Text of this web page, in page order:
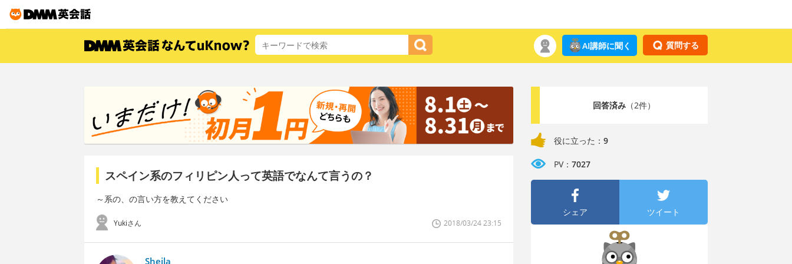
質問する
AI講師に聞く
スペイン系のフィリピン人って英語でなんて言うの？
～系の、の言い方を教えてください
Yukiさん 2018/03/24 23:15
Sheila
回答済み（2件）
役に立った： 9
PV： 7027
シェア ツイート